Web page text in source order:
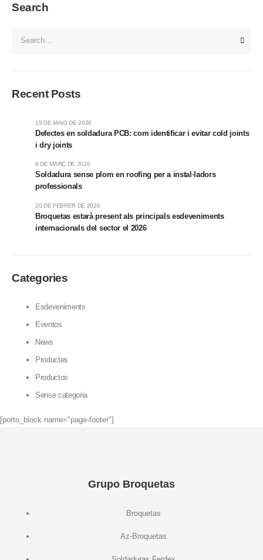
Search
Recent Posts
Defectes en soldadura PCB: com identificar i evitar cold joints
i dry joints
19 DE MAIG DE 2026
Soldadura sense plom en roofing per a instal·ladors
professionals
6 DE MARÇ DE 2026
Broquetas estarà present als principals esdeveniments
internacionals del sector el 2026
20 DE FEBRER DE 2026
Categories
Esdeveniments
Eventos
News
Productes
Productos
Sense categoria
[porto_block name="page-footer"]
Grupo Broquetas
Broquetas
Az-Broquetas